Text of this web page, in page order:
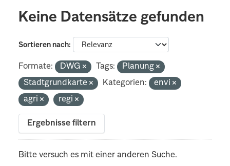
Keine Datensätze gefunden
Sortieren nach
Formate: DWG Tags:
Planung
Stadtgrundkarte
Kategorien:
envi
agri
regi
Ergebnisse filtern
Bitte versuch es mit einer anderen Suche.